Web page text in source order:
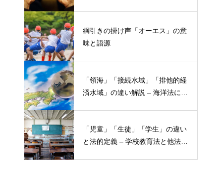
綱引きの掛け声「オーエス」の意
味と語源
「領海」「接続水域」「排他的経
済水域」の違い解説 – 海洋法にお
「児童」「生徒」「学生」の違い
と法的定義 – 学校教育法と他法律